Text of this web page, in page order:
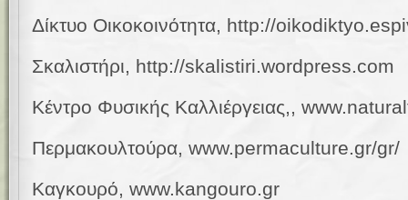
Δίκτυο Οικοκοινότητα, http://
Σκαλιστήρι, http://skalistiri.wordpress.com
Κέντρο Φυσικής Καλλιέργειας,,
Περμακουλτούρα, www.permaculture.gr/gr/
Καγκουρό, www.kangouro.gr